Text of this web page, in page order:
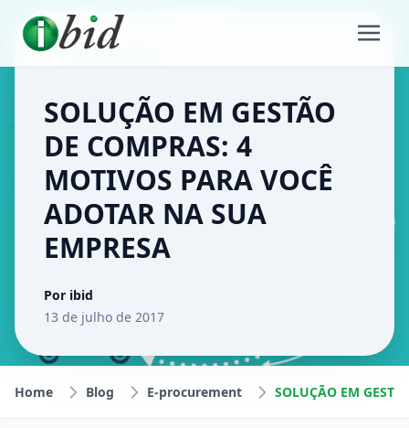
E-PROCUREMENT
SOLUÇÃO EM GESTÃO
DE COMPRAS: 4
MOTIVOS PARA VOCÊ
ADOTAR NA SUA
EMPRESA
Por ibid
13 de julho de 2017
Home Blog E-procurement SOLUÇÃO EM GESTÃO DE COMPRAS: 4 MOTIVOS PARA VOCÊ ADOTAR NA SUA EMPRESA